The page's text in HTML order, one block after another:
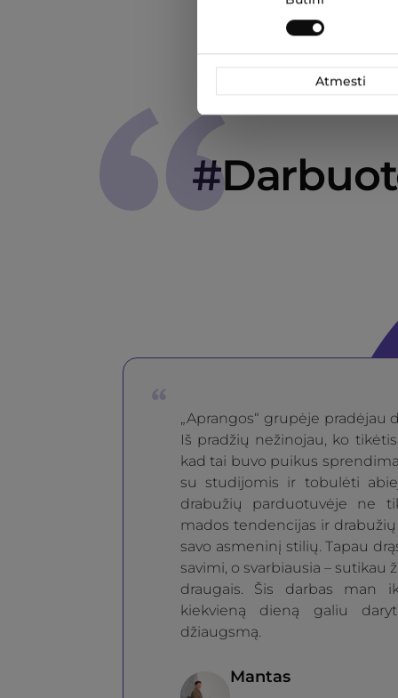
Atmesti
„Aprangos“ grupėje pradėjau
Iš pradžių nežinojau, ko
kad tai buvo puikus
su studijomis ir tobulėti
drabužių parduotuvėje ne
mados tendencijas ir
savo asmeninį stilių. Tapau
savimi, o svarbiausia – sutikau
draugais. Šis darbas man
kiekvieną dieną galiu
džiaugsmą.
Mantas